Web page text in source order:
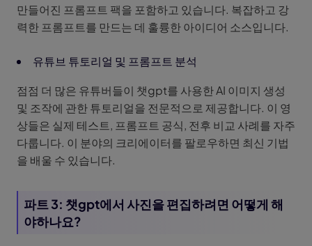
만들어진 프롬프트 팩을 포함하고 있습니다. 복잡하고 강
력한 프롬프트를 만드는 데 훌륭한 아이디어 소스입니다.
유튜브 튜토리얼 및 프롬프트 분석
점점 더 많은 유튜버들이 챗gpt를 사용한 AI 이미지 생성
및 조작에 관한 튜토리얼을 전문적으로 제공합니다. 이 영
상들은 실제 테스트, 프롬프트 공식, 전후 비교 사례를 자주
다룹니다. 이 분야의 크리에이터를 팔로우하면 최신 기법
을 배울 수 있습니다.
파트 3: 챗gpt에서 사진을 편집하려면 어떻게 해
야하나요?